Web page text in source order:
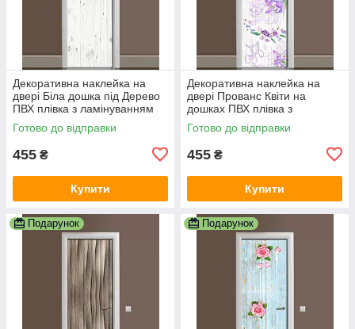
Декоративна наклейка на
двері Біла дошка під Дерево
ПВХ плівка з ламінуванням
600х1800 мм Текстура Сірий
Готово до відправки
455 ₴
Купити
Декоративна наклейка на
двері Прованс Квіти на
дошках ПВХ плівка з
ламінуванням 600х1800 мм
Текстура Фіолетовий
Готово до відправки
455 ₴
Купити
Подарунок Подарунок